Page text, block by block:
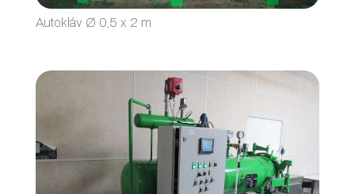
Autokláv Ø 0,5 x 2 m